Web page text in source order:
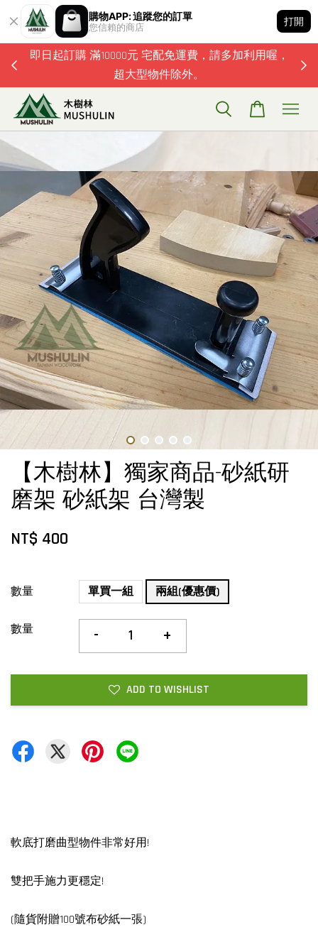
購物APP: 追蹤您的訂單
您信賴的商店
打開
即日起訂購 滿10000元 宅配免運費，請多加利用喔，
超大型物件除外。
【木樹林】獨家商品-砂紙研
磨架 砂紙架 台灣製
NT$ 400
數量 單買一組 兩組(優惠價)
數量 - +
ADD TO WISHLIST
軟底打磨曲型物件非常好用!
雙把手施力更穩定!
(隨貨附贈100號布砂紙一張)